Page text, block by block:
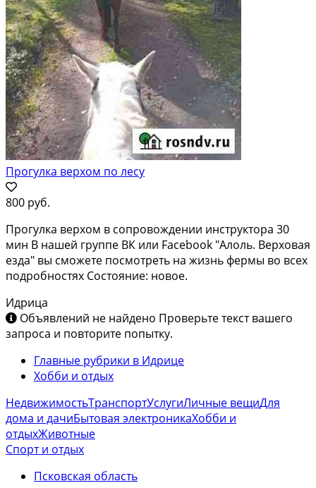
Прогулка верхом по лесу
800 руб.
Прогулка верхом в сопровождении инструктора 30
мин В нашей группе ВК или Facebook "Алоль. Верховая
езда" вы сможете посмотреть на жизнь фермы во всех
подробностях Состояние: новое.
Идрица
Объявлений не найдено Проверьте текст вашего
запроса и повторите попытку.
Главные рубрики в Идрице
Хобби и отдых
НедвижимостьТранспортУслугиЛичные вещиДля
дома и дачиБытовая электроникаХобби и
отдыхЖивотные
Спорт и отдых
Псковская область